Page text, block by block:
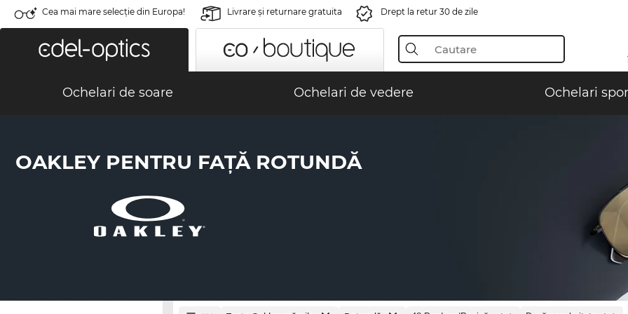
Cea mai mare selecție din Europa! Livrare şi returnare gratuita Drept la retur 30 de zile
Ochelari de soare Ochelari de vedere Ochelari
OAKLEY PENTRU FAȚĂ ROTUNDĂ